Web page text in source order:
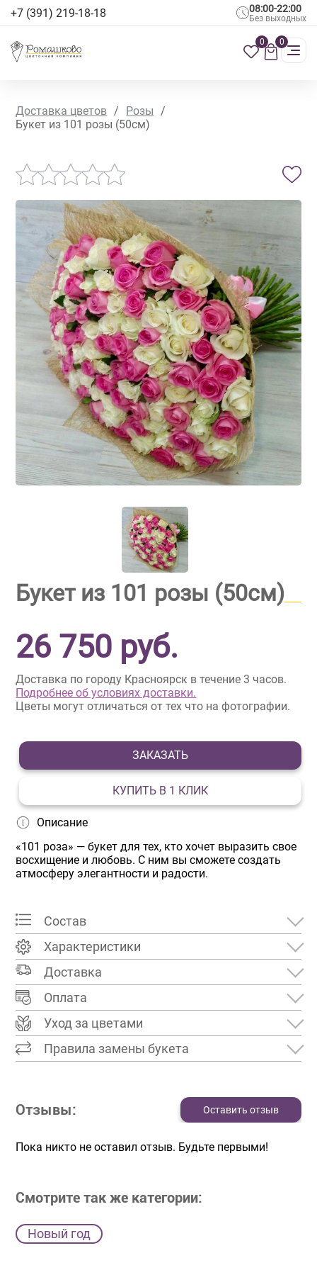
+7 (391) 219-18-18 08:00-22:00
Без выходных
0 0
Доставка цветов / Розы
/
Букет из 101 розы (50см)
Букет из 101 розы (50см)
26 750 руб.
Доставка по городу Красноярск в течение 3 часов.
Подробнее об условиях доставки.
Цветы могут отличаться от тех что на фотографии.
ЗАКАЗАТЬ
КУПИТЬ В 1 КЛИК
Описание
«101 роза» — букет для тех, кто хочет выразить свое
восхищение и любовь. С ним вы сможете создать
атмосферу элегантности и радости.
Состав
Характеристики
Доставка
Оплата
Уход за цветами
Правила замены букета
Отзывы: Оставить отзыв
Пока никто не оставил отзыв. Будьте первыми!
Смотрите так же категории:
Новый год